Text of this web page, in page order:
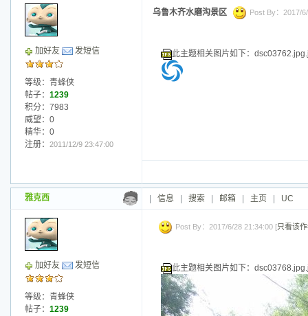
小字报
加好友 发短信
等级：青蜂侠
帖子： 1239
积分：7983
威望：0
精华：0
注册： 2011/12/9 23:47:00
乌鲁木齐水磨沟景区 Post By：2017/
此主题相关图片如下：
雅克西 信息 搜索 邮箱 主页 UC
加好友 发短信
等级：青蜂侠
帖子： 1239
Post By：2017/6/28 21:34:00 [只看该
此主题相关图片如下：